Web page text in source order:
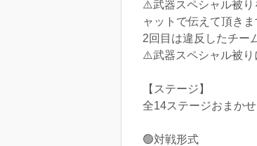
⚠️武器スペシャル被り
ャットで伝えて頂き
2回目は違反したチー
⚠️武器スペシャル被り
【ステージ】
全14ステージおまか
🟢対戦形式